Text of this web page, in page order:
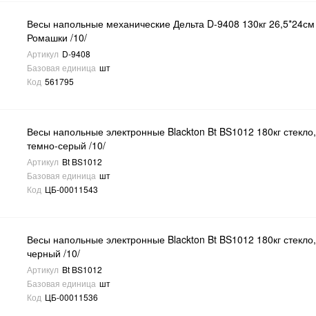
Весы напольные механические Дельта D-9408 130кг 26,5*24см
Ромашки /10/
Артикул D-9408
Базовая единица шт
Код 561795
Весы напольные электронные Blackton Bt BS1012 180кг стекло,
темно-серый /10/
Артикул Bt BS1012
Базовая единица шт
Код ЦБ-00011543
Весы напольные электронные Blackton Bt BS1012 180кг стекло,
черный /10/
Артикул Bt BS1012
Базовая единица шт
Код ЦБ-00011536